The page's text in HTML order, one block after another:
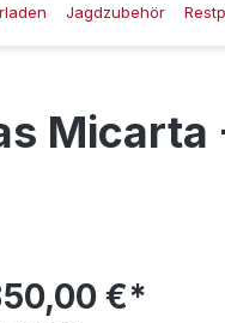
Jagdzubehör
Micarta
€*